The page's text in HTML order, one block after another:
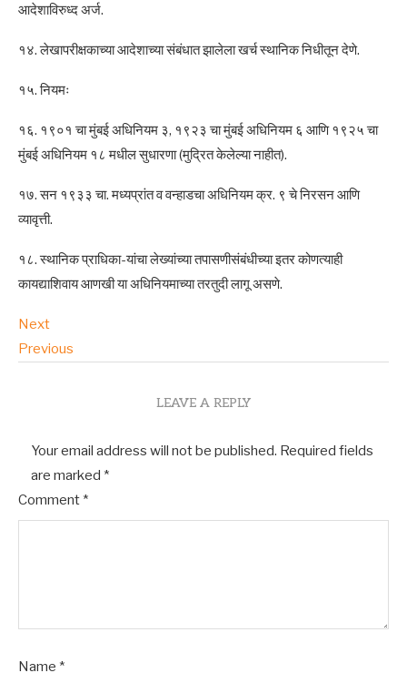
आदेशाविरुध्द अर्ज.
१४. लेखापरीक्षकाच्या आदेशाच्या संबंधात झालेला खर्च स्थानिक निधीतून देणे.
१५. नियमः
१६. १९०१ चा मुंबई अधिनियम ३, १९२३ चा मुंबई अधिनियम ६ आणि १९२५ चा
मुंबई अधिनियम १८ मधील सुधारणा (मुद्रित केलेल्या नाहीत).
१७. सन १९३३ चा. मध्यप्रांत व वन्हाडचा अधिनियम क्र. ९ चे निरसन आणि
व्यावृत्ती.
१८. स्थानिक प्राधिका-यांचा लेख्यांच्या तपासणीसंबंधीच्या इतर कोणत्याही
कायद्याशिवाय आणखी या अधिनियमाच्या तरतुदी लागू असणे.
Next
Previous
LEAVE A REPLY
Your email address will not be published. Required fields
are marked *
Comment *
Name *